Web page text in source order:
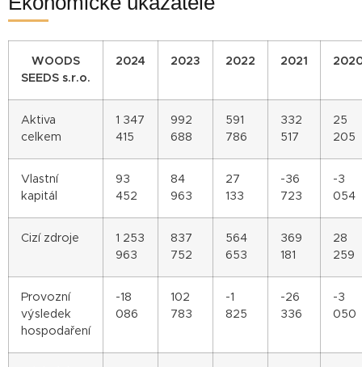
WOODS
SEEDS s.r.o.
2024 2023 2022 2021
Aktiva
celkem
1 347
415
992
688
591
786
332
517
25
205
Vlastní
kapitál
93
452
84
963
27
133
-36
723
-3
054
Cizí zdroje
1 253
963
837
752
564
653
369
181
28
259
Provozní
výsledek
hospodaření
-18
086
102
783
-1
825
-26
336
-3
050